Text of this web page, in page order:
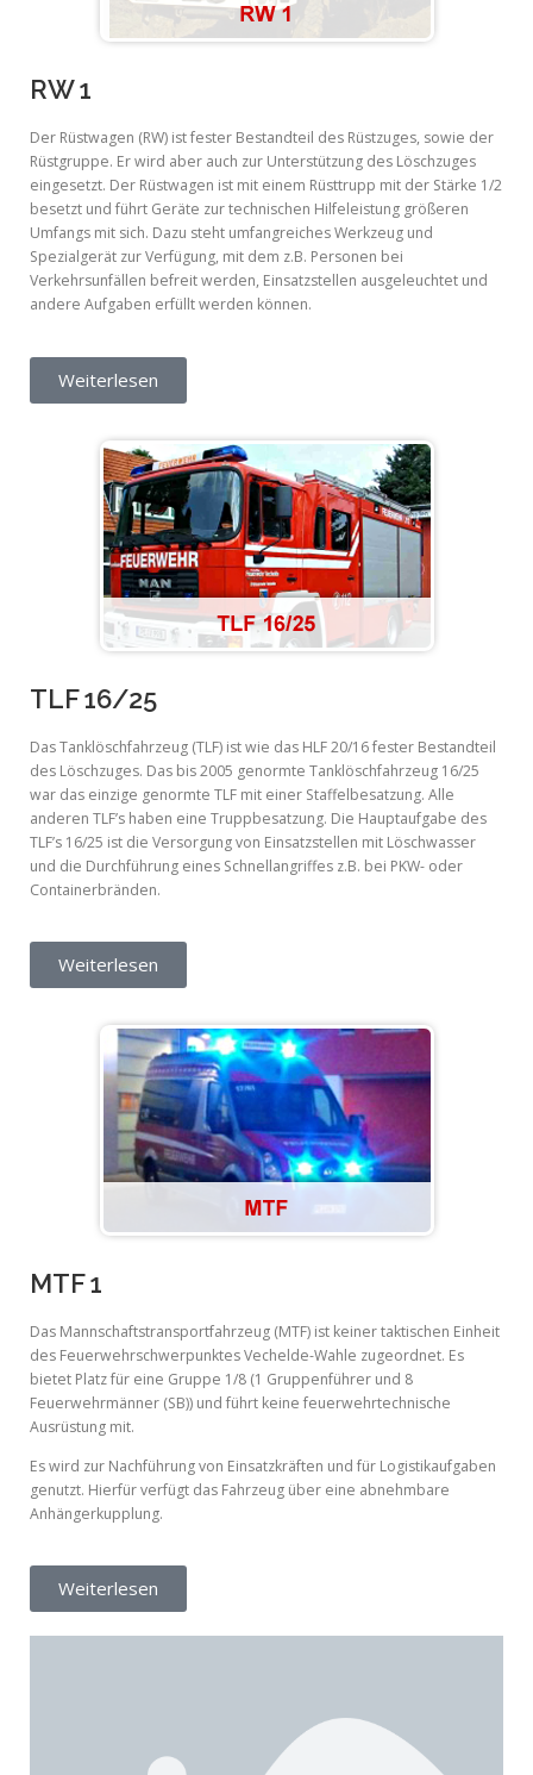
RW 1
Der Rüstwagen (RW) ist fester Bestandteil des Rüstzuges, sowie der
Rüstgruppe. Er wird aber auch zur Unterstützung des Löschzuges
eingesetzt. Der Rüstwagen ist mit einem Rüsttrupp mit der Stärke 1/2
besetzt und führt Geräte zur technischen Hilfeleistung größeren
Umfangs mit sich. Dazu steht umfangreiches Werkzeug und
Spezialgerät zur Verfügung, mit dem z.B. Personen bei
Verkehrsunfällen befreit werden, Einsatzstellen ausgeleuchtet und
andere Aufgaben erfüllt werden können.
Weiterlesen
TLF 16/25
Das Tanklöschfahrzeug (TLF) ist wie das HLF 20/16 fester Bestandteil
des Löschzuges. Das bis 2005 genormte Tanklöschfahrzeug 16/25
war das einzige genormte TLF mit einer Staffelbesatzung. Alle
anderen TLF’s haben eine Truppbesatzung. Die Hauptaufgabe des
TLF’s 16/25 ist die Versorgung von Einsatzstellen mit Löschwasser
und die Durchführung eines Schnellangriffes z.B. bei PKW- oder
Containerbränden.
Weiterlesen
MTF 1
Das Mannschaftstransportfahrzeug (MTF) ist keiner taktischen Einheit
des Feuerwehrschwerpunktes Vechelde-Wahle zugeordnet. Es
bietet Platz für eine Gruppe 1/8 (1 Gruppenführer und 8
Feuerwehrmänner (SB)) und führt keine feuerwehrtechnische
Ausrüstung mit.
Es wird zur Nachführung von Einsatzkräften und für Logistikaufgaben
genutzt. Hierfür verfügt das Fahrzeug über eine abnehmbare
Anhängerkupplung.
Weiterlesen